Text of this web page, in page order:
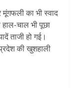
मूंगफली का भी स्वाद
चाल भी पूछा
ताजी हो गई।
की खुशहाली